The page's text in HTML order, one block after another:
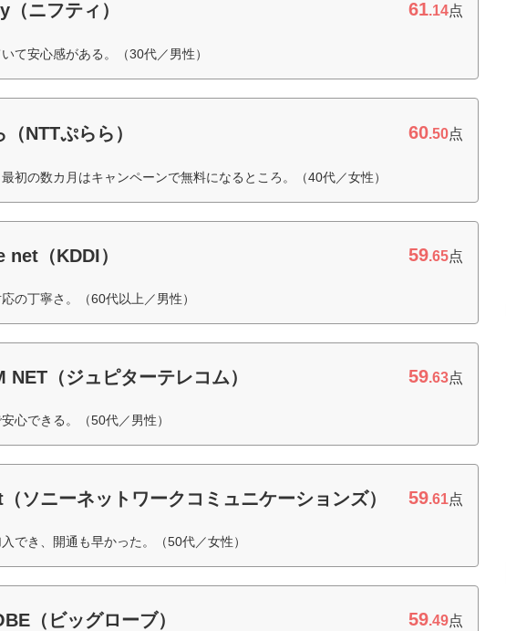
ニフティ） 61.14点
て安心感がある。（30代／男性）
NTTぷらら） 60.50点
初の数カ月はキャンペーンで無料になるところ。（40代／女性）
net（KDDI） 59.65点
の丁寧さ。（60代以上／男性）
NET（ジュピターテレコム） 59.63点
心できる。（50代／男性）
ソニーネットワークコミュニケーションズ） 59.61点
でき、開通も早かった。（50代／女性）
（ビッグローブ） 59.49点